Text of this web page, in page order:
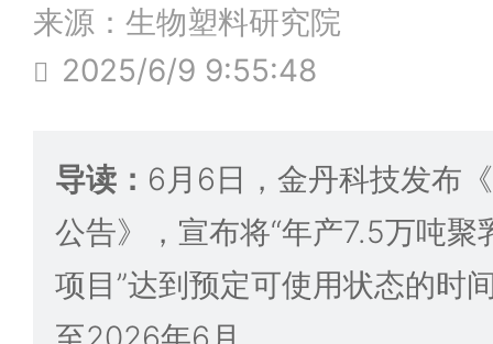
来源：生物塑料研究院
2025/6/9 9:55:48
导读： 6月6日，金丹科技发布
公告》，宣布将“年产7.5万吨
项目”达到预定可使用状态的时